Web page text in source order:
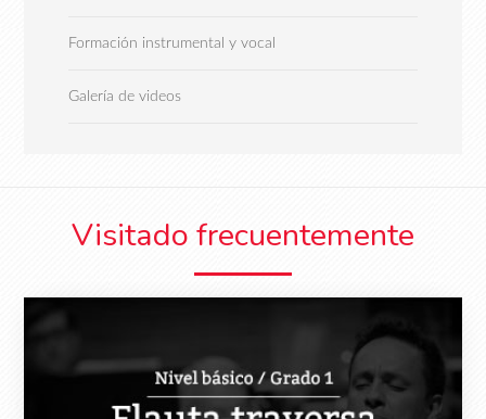
Formación instrumental y vocal
Galería de videos
Visitado frecuentemente